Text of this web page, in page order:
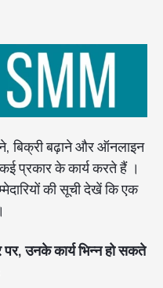
बिक्री बढ़ाने और ऑनलाइन
प्रकार के कार्य करते हैं ।
की सूची देखें कि एक
उनके कार्य भिन्न हो सकते